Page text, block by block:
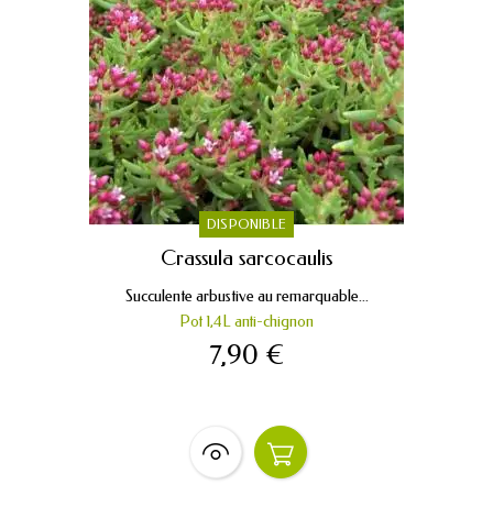
DISPONIBLE
Crassula sarcocaulis
Succulente arbustive au remarquable...
Pot 1,4L anti-chignon
7,90 €